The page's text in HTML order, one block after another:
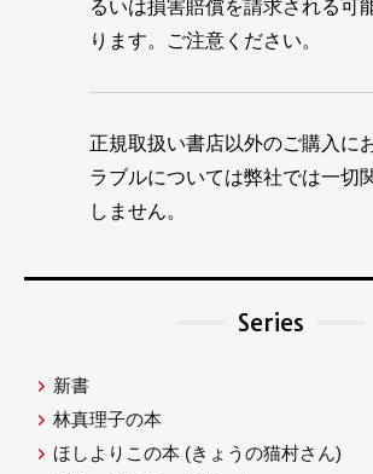
るいは損害賠償を請求される可
ります。ご注意ください。
正規取扱い書店以外のご購入に
ラブルについては弊社では一切
しません。
Series
新書
林真理子の本
ほしよりこの本 (きょうの猫村さん)